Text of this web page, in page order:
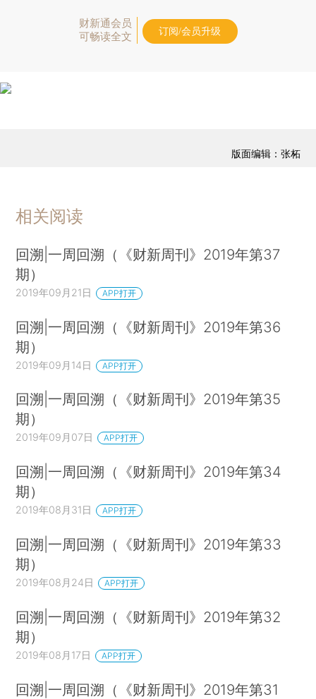
财新通会员
可畅读全文
订阅/会员升级
版面编辑：张柘
相关阅读
回溯|一周回溯（《财新周刊》2019年第37
期）
2019年09月21日 APP打开
回溯|一周回溯（《财新周刊》2019年第36
期）
2019年09月14日 APP打开
回溯|一周回溯（《财新周刊》2019年第35
期）
2019年09月07日 APP打开
回溯|一周回溯（《财新周刊》2019年第34
期）
2019年08月31日 APP打开
回溯|一周回溯（《财新周刊》2019年第33
期）
2019年08月24日 APP打开
回溯|一周回溯（《财新周刊》2019年第32
期）
2019年08月17日 APP打开
回溯|一周回溯（《财新周刊》2019年第31